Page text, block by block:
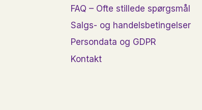
FAQ – Ofte stillede spørgsmål
Salgs- og handelsbetingelser
Persondata og GDPR
Kontakt